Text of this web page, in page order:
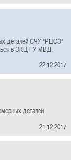
деталей СЧУ "РЦСЭ"
в ЭКЦ ГУ МВД,
22.12.2017
деталей
21.12.2017